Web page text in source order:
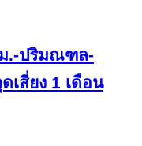
.-ปริมณฑล-
เสี่ยง 1 เดือน